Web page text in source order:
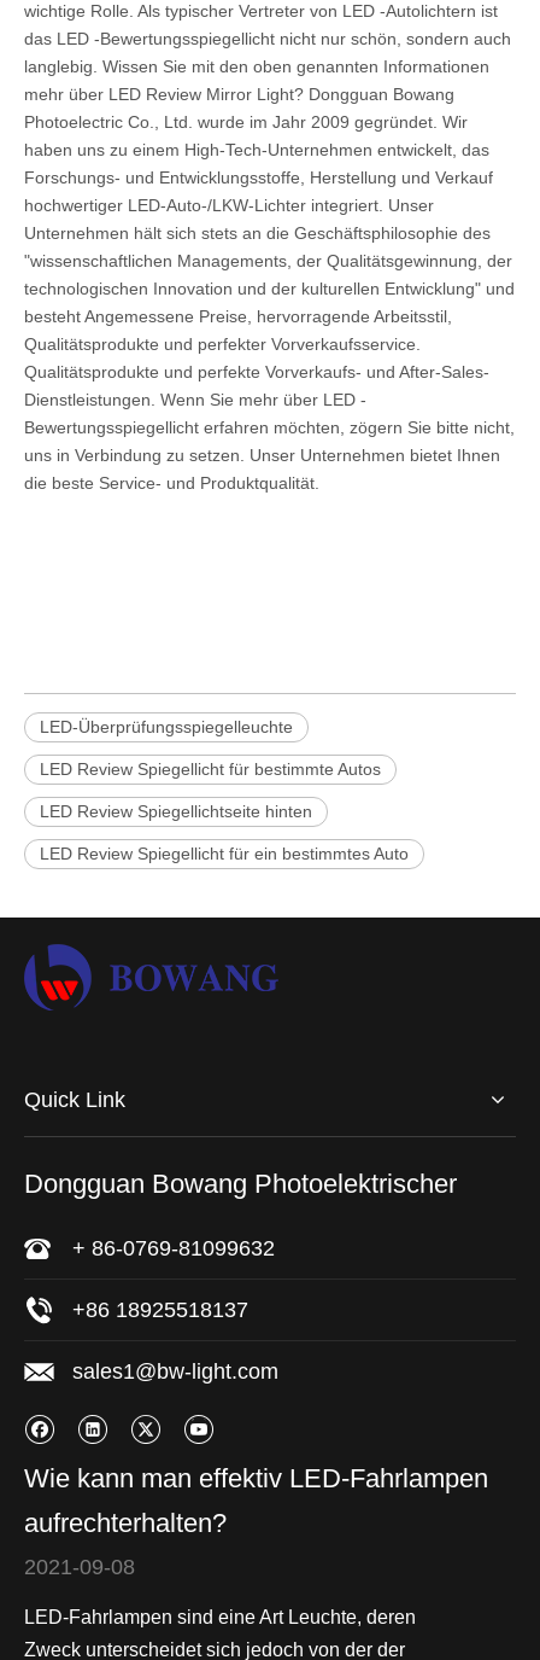
wichtige Rolle. Als typischer Vertreter von LED -Autolichtern ist
das LED -Bewertungsspiegellicht nicht nur schön, sondern auch
langlebig. Wissen Sie mit den oben genannten Informationen
mehr über LED Review Mirror Light? Dongguan Bowang
Photoelectric Co., Ltd. wurde im Jahr 2009 gegründet. Wir
haben uns zu einem High-Tech-Unternehmen entwickelt, das
Forschungs- und Entwicklungsstoffe, Herstellung und Verkauf
hochwertiger LED-Auto-/LKW-Lichter integriert. Unser
Unternehmen hält sich stets an die Geschäftsphilosophie des
"wissenschaftlichen Managements, der Qualitätsgewinnung, der
technologischen Innovation und der kulturellen Entwicklung" und
besteht Angemessene Preise, hervorragende Arbeitsstil,
Qualitätsprodukte und perfekter Vorverkaufsservice.
Qualitätsprodukte und perfekte Vorverkaufs- und After-Sales-
Dienstleistungen. Wenn Sie mehr über LED -
Bewertungsspiegellicht erfahren möchten, zögern Sie bitte nicht,
uns in Verbindung zu setzen. Unser Unternehmen bietet Ihnen
die beste Service- und Produktqualität.
LED-Überprüfungsspiegelleuchte
LED Review Spiegellicht für bestimmte Autos
LED Review Spiegellichtseite hinten
LED Review Spiegellicht für ein bestimmtes Auto
Quick Link
Dongguan Bowang Photoelektrischer
+ 86-0769-81099632
+86 18925518137
sales1@bw-light.com
Wie kann man effektiv LED-Fahrlampen
aufrechterhalten?
2021-09-08
LED-Fahrlampen sind eine Art Leuchte, deren
Zweck unterscheidet sich jedoch von der der